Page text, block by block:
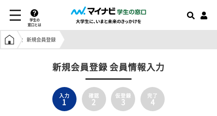
学生の
窓口とは
学生の窓口トップ
新規会員登録
新規会員登録 会員情報入力
入力
1
確認
2
仮登録
3
完了
4